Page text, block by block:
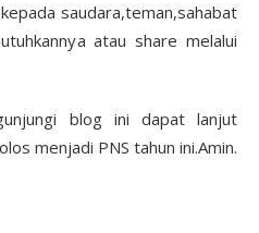
saudara,teman,sahabat
atau share melalui
blog ini dapat lanjut
menjadi PNS tahun ini.Amin.